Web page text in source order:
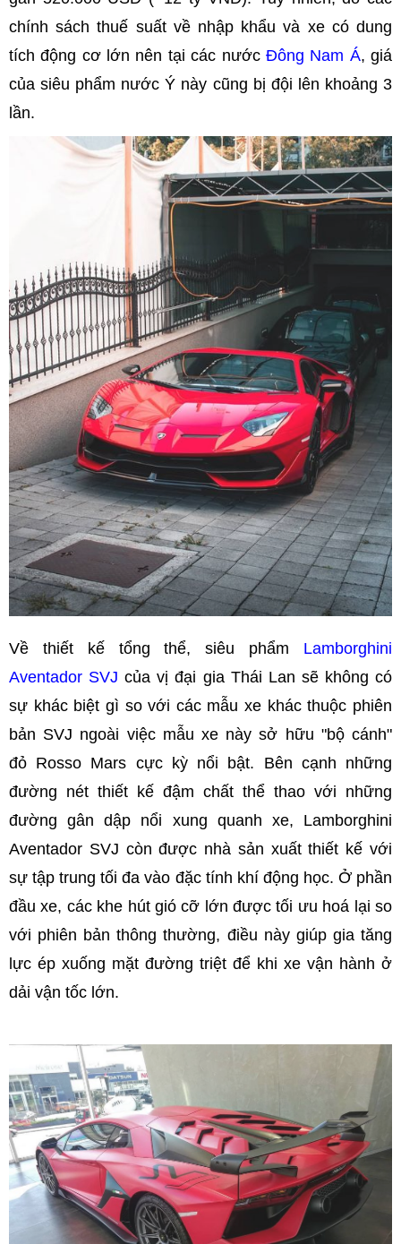
chính sách thuế suất về nhập khẩu và xe có dung
tích động cơ lớn nên tại các nước Đông Nam Á, giá
của siêu phẩm nước Ý này cũng bị đội lên khoảng 3
lần.
Về thiết kế tổng thể, siêu phẩm Lamborghini
Aventador SVJ của vị đại gia Thái Lan sẽ không có
sự khác biệt gì so với các mẫu xe khác thuộc phiên
bản SVJ ngoài việc mẫu xe này sở hữu "bộ cánh"
đỏ Rosso Mars cực kỳ nổi bật. Bên cạnh những
đường nét thiết kế đậm chất thể thao với những
đường gân dập nổi xung quanh xe, Lamborghini
Aventador SVJ còn được nhà sản xuất thiết kế với
sự tập trung tối đa vào đặc tính khí động học. Ở phần
đầu xe, các khe hút gió cỡ lớn được tối ưu hoá lại so
với phiên bản thông thường, điều này giúp gia tăng
lực ép xuống mặt đường triệt để khi xe vận hành ở
dải vận tốc lớn.